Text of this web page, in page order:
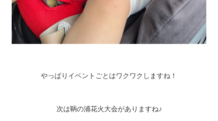
やっぱりイベントごとはワクワクしますね！
次は鞆の浦花火大会がありますね♪